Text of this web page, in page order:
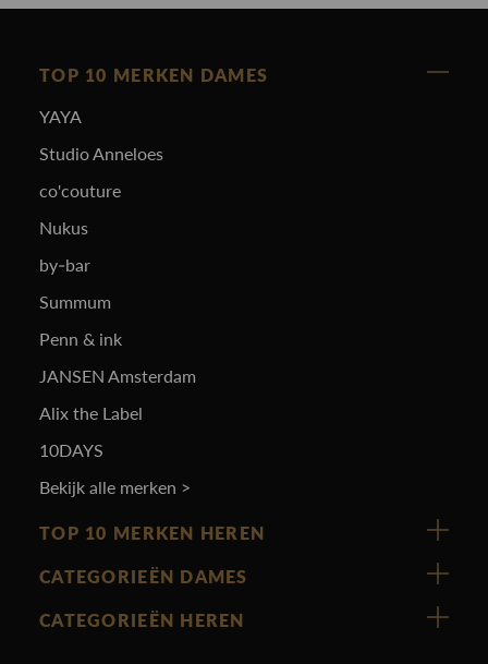
TOP 10 MERKEN DAMES
YAYA
Studio Anneloes
co'couture
Nukus
by-bar
Summum
Penn & ink
JANSEN Amsterdam
Alix the Label
10DAYS
Bekijk alle merken >
TOP 10 MERKEN HEREN
Vanguard
Cast Iron
CATEGORIEËN DAMES
Nieuw binnen
CATEGORIEËN HEREN